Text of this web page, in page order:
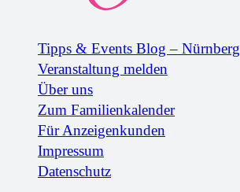
Tipps & Events Blog – Nürnberg
Veranstaltung melden
Über uns
Zum Familienkalender
Für Anzeigenkunden
Impressum
Datenschutz